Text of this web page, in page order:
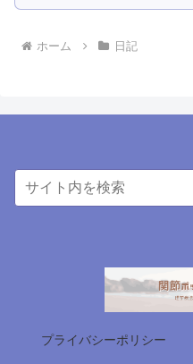
ホーム 日記
プライバシーポリシー